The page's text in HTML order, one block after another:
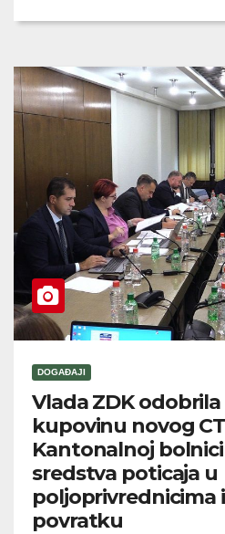
DOGAĐAJI
Vlada ZDK
kupovinu novog
Kantonalnoj
sredstva poticaja u
poljoprivrednicima
povratku